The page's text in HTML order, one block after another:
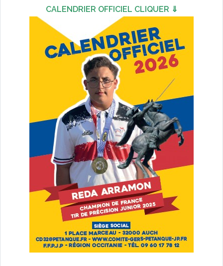
CALENDRIER OFFICIEL CLIQUER ⇓